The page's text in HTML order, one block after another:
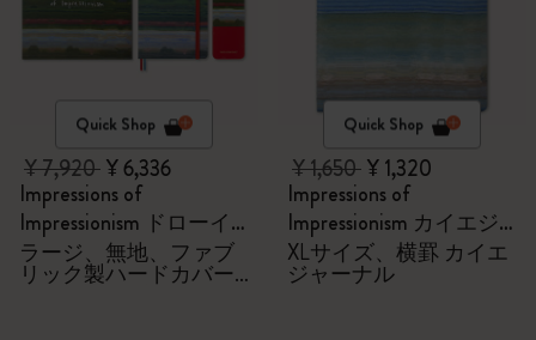
Quick Shop
¥ 7,920¥ 6,336
Impressions of
Impressionism ドローイ
ングギフトボックス
ラージ、無地、ファブ
リック製ハードカバー
Quick Shop
¥ 1,650¥ 1,320
Impressions of
Impressionism カイエジ
ャーナル
XLサイズ、横罫 カイエ
ジャーナル